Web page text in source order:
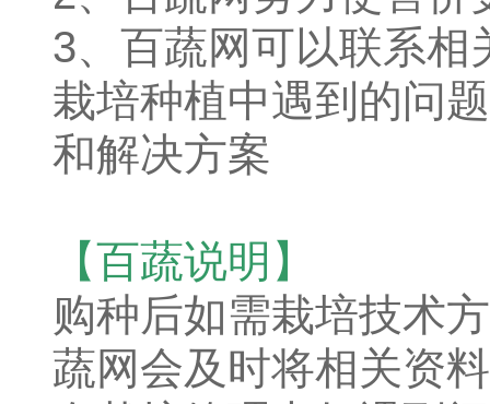
3、百蔬网可以联系
栽培种植中遇到的问
和解决方案
【百蔬说明】
购种后如需栽培技术
蔬网会及时将相关资